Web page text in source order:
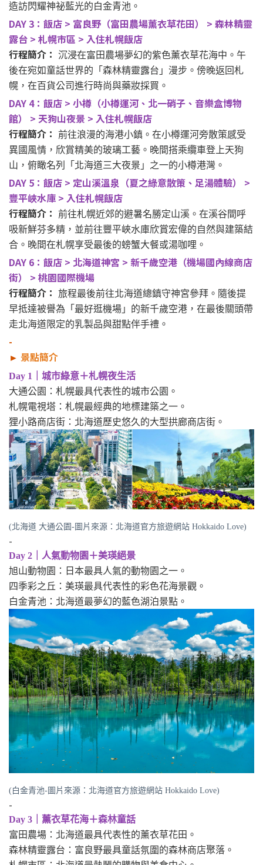
造訪閃耀神祕藍光的白金青池。
DAY 3：飯店 > 富良野（富田農場薰衣草花田） > 森林精靈
露台 > 札幌市區 > 入住札幌飯店
行程簡介：
沉浸在富田農場夢幻的紫色薰衣草花海中。午
後在宛如童話世界的「森林精靈露台」漫步。傍晚返回札
幌，在百貨公司進行時尚與藥妝採買。
DAY 4：飯店 > 小樽（小樽運河、北一硝子、音樂盒博物
館） > 天狗山夜景 > 入住札幌飯店
行程簡介：
前往浪漫的海港小鎮。在小樽運河旁散策感受
異國風情，欣賞精美的玻璃工藝。晚間搭乘纜車登上天狗
山，俯瞰名列「北海道三大夜景」之一的小樽港灣。
DAY 5：飯店 > 定山溪溫泉（夏之綠意散策、足湯體驗） >
豐平峽水庫 > 入住札幌飯店
行程簡介：
前往札幌近郊的避暑名勝定山溪。在溪谷間呼
吸新鮮芬多精，並前往豐平峽水庫欣賞宏偉的自然與建築結
合。晚間在札幌享受最後的螃蟹大餐或湯咖哩。
DAY 6：飯店 > 北海道神宮 > 新千歲空港（機場國內線商店
街） > 桃園國際機場
行程簡介：
旅程最後前往北海道總鎮守神宮參拜。隨後提
早抵達被譽為「最好逛機場」的新千歲空港，在最後關頭帶
走北海道限定的乳製品與甜點伴手禮。
-
► 景點簡介
Day 1｜城市綠意＋札幌夜生活
大通公園：札幌最具代表性的城市公園。
札幌電視塔：札幌最經典的地標建築之一。
狸小路商店街：北海道歷史悠久的大型拱廊商店街。
(北海道 大通公園-圖片來源：北海道官方旅遊網站 Hokkaido Love)
-
Day 2｜人氣動物園＋美瑛絕景
旭山動物園：日本最具人氣的動物園之一。
四季彩之丘：美瑛最具代表性的彩色花海景觀。
白金青池：北海道最夢幻的藍色湖泊景點。
(白金青池-圖片來源：北海道官方旅遊網站 Hokkaido Love)
-
Day 3｜薰衣草花海＋森林童話
富田農場：北海道最具代表性的薰衣草花田。
森林精靈露台：富良野最具童話氛圍的森林商店聚落。